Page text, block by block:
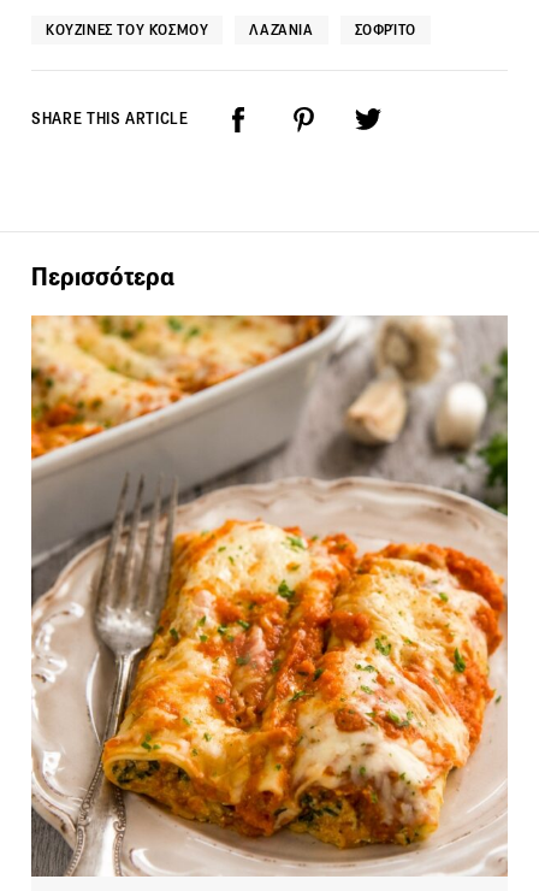
ΚΟΥΖΊΝΕΣ ΤΟΥ ΚΌΣΜΟΥ ΛΑΖΆΝΙΑ ΣΟΦΡΊΤΟ
SHARE THIS ARTICLE
Περισσότερα